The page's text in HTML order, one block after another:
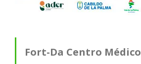
Fort-Da Centro Médico